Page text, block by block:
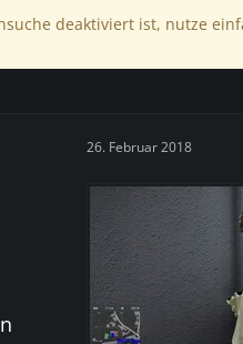
deaktiviert ist, nutze
26. Februar 2018